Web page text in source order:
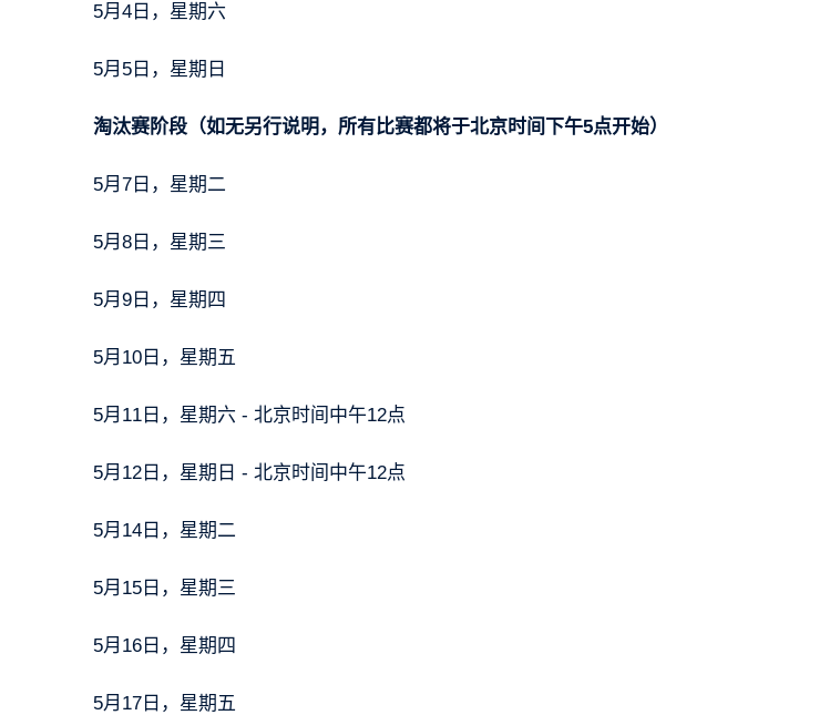
5月4日，星期六
5月5日，星期日
淘汰赛阶段（如无另行说明，所有比赛都将于北京时间下午5点开始）
5月7日，星期二
5月8日，星期三
5月9日，星期四
5月10日，星期五
5月11日，星期六 - 北京时间中午12点
5月12日，星期日 - 北京时间中午12点
5月14日，星期二
5月15日，星期三
5月16日，星期四
5月17日，星期五